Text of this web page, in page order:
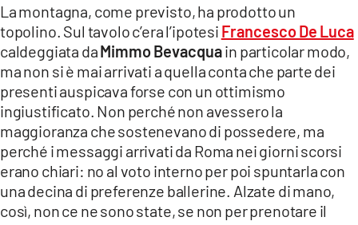
La montagna, come previsto, ha prodotto un
topolino. Sul tavolo c’era l’ipotesi Francesco De Luca
caldeggiata daMimmo Bevacquain particolar modo,
ma non si è mai arrivati a quella conta che parte dei
presenti auspicava forse con un ottimismo
ingiustificato. Non perché non avessero la
maggioranza che sostenevano di possedere, ma
perché i messaggi arrivati da Roma nei giorni scorsi
erano chiari: no al voto interno per poi spuntarla con
una decina di preferenze ballerine. Alzate di mano,
così, non ce ne sono state, se non per prenotare il